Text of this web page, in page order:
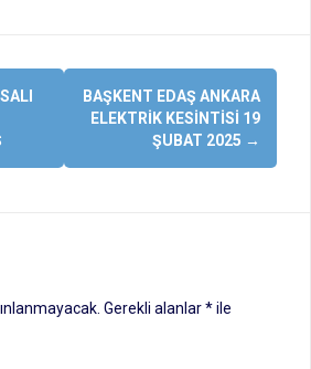
BAŞKENT EDAŞ ANKARA
ELEKTRIK KESINTISI 19
ŞUBAT 2025 →
Gerekli alanlar*ile